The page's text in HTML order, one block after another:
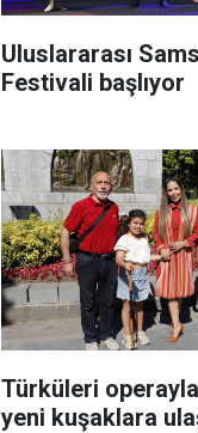
Uluslararası
Festivali başlıyor
Türküleri
yeni kuşaklara